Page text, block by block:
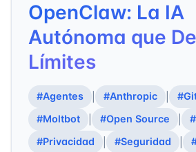
OpenClaw: La IA
Autónoma que
Límites
#Agentes #Anthropic
#Moltbot
#Open Source
#Privacidad
#Seguridad